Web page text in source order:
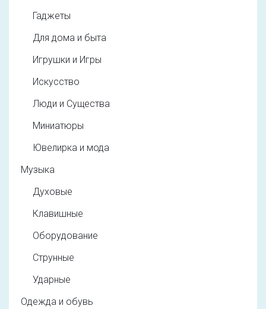
Гаджеты
Для дома и быта
Игрушки и Игры
Искусство
Люди и Существа
Миниатюры
Ювелирка и мода
Музыка
Духовые
Клавишные
Оборудование
Струнные
Ударные
Одежда и обувь